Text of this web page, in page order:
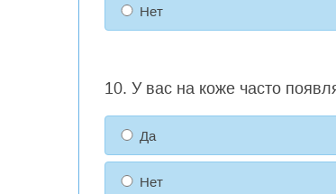
Нет
10. У вас на коже часто
Да
Нет